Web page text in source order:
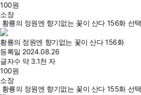
100원
소장
황룡의 정원엔 향기없는 꽃이 산다 156화 선택
황룡의 정원엔 향기없는 꽃이 산다 156화
등록일 2024.08.26
글자수 약 3.1천 자
100원
소장
황룡의 정원엔 향기없는 꽃이 산다 155화 선택